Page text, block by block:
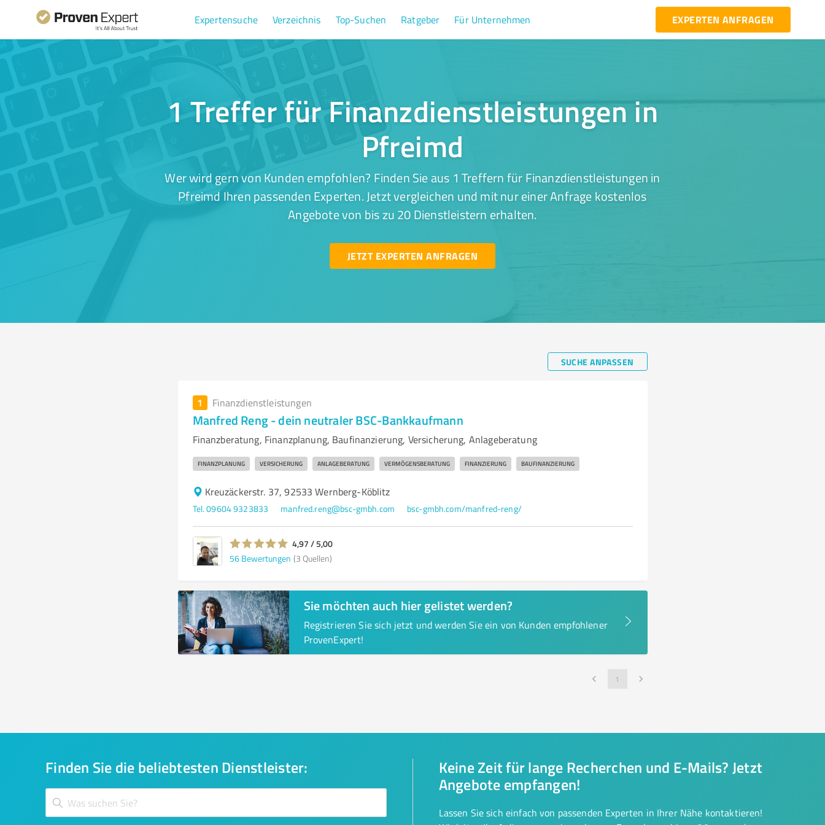
Expertensuche Verzeichnis Top-Suchen Ratgeber Für Unternehmen EXPERTEN ANFRAGEN
1 Treffer für Finanzdienstleistungen in
Pfreimd
Wer wird gern von Kunden empfohlen? Finden Sie aus 1 Treffern für Finanzdienstleistungen in
Pfreimd Ihren passenden Experten. Jetzt vergleichen und mit nur einer Anfrage kostenlos
Angebote von bis zu 20 Dienstleistern erhalten.
JETZT EXPERTEN ANFRAGEN
SUCHE ANPASSEN
1 Finanzdienstleistungen
Manfred Reng - dein neutraler BSC-Bankkaufmann
Finanzberatung, Finanzplanung, Baufinanzierung, Versicherung, Anlageberatung
FINANZPLANUNG VERSICHERUNG ANLAGEBERATUNG VERMÖGENSBERATUNG FINANZIERUNG BAUFINANZIERUNG
Kreuzäckerstr. 37, 92533 Wernberg-Köblitz
Tel. 09604 9323833 manfred.reng@bsc-gmbh.com bsc-gmbh.com/manfred-reng/
4,97 / 5,00
56 Bewertungen (3 Quellen)
Sie möchten auch hier gelistet werden?
Registrieren Sie sich jetzt und werden Sie ein von Kunden empfohlener
ProvenExpert!
1
Finden Sie die beliebtesten Dienstleister:
Keine Zeit für lange Recherchen und E-Mails? Jetzt
Angebote empfangen!
Lassen Sie sich einfach von passenden Experten in Ihrer Nähe kontaktieren!